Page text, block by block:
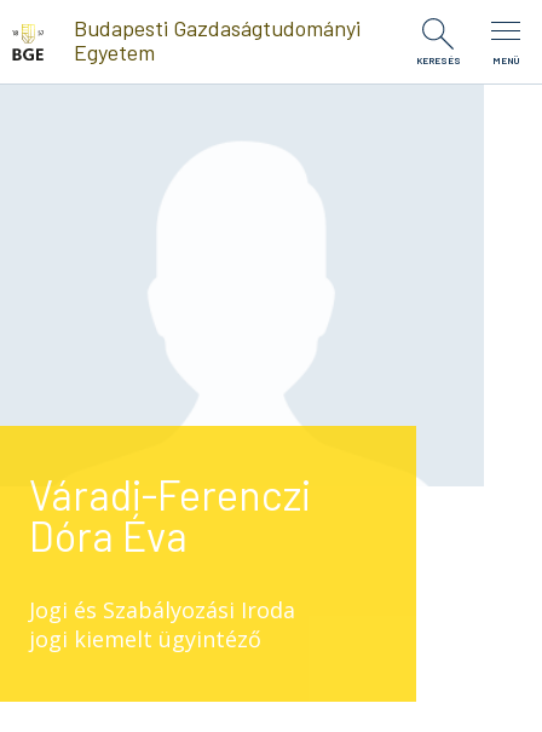
Ugrás a tartalomra
Budapesti Gazdaságtudományi
Egyetem
KERESÉS MENÜ
Váradi-Ferenczi
Dóra Éva
Jogi és Szabályozási Iroda
jogi kiemelt ügyintéző